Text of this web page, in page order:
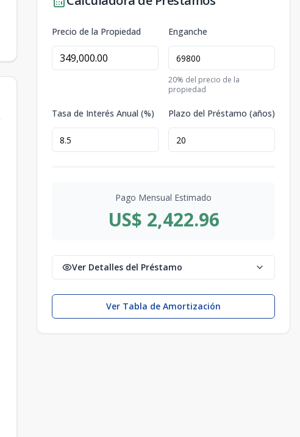
Precio de la Propiedad Enganche
20% del precio de la
propiedad
Tasa de Interés Anual (%) Plazo del Préstamo (años)
Pago Mensual Estimado
US$ 2,422.96
Ver Detalles del Préstamo
Ver Tabla de Amortización